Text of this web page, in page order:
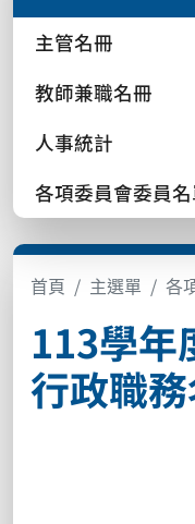
主管名冊
教師兼職名冊
人事統計
各項委員會委員
首頁 主選單 各
113學年
行政職